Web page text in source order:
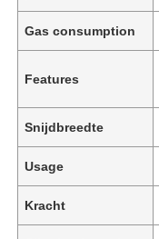
Gas consumption
Features
Snijdbreedte
Usage
Kracht